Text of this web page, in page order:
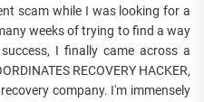
scam while I was looking for a
weeks of trying to find a way
I finally came across a
RECOVERY HACKER,
company. I'm immensely